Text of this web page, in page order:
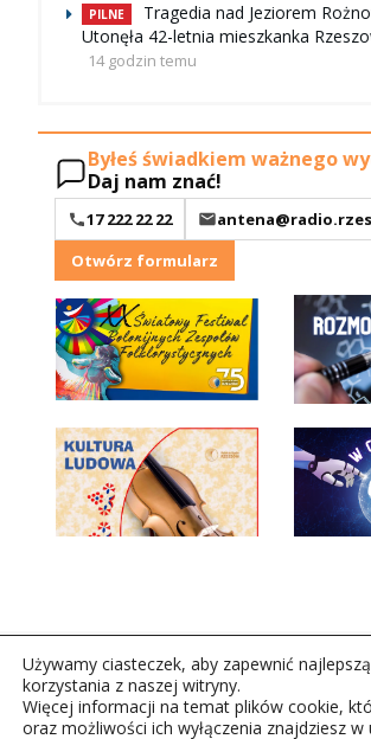
PILNE
Tragedia nad Jeziorem
Utonęła 42-letnia mieszkanka
14 godzin temu
Byłeś świadkiem ważnego
Daj nam znać!
17 222 22 22
Otwórz formularz
Używamy ciasteczek, aby zapewnić
korzystania z naszej witryny.
Więcej informacji na temat plików cookie,
oraz możliwości ich wyłączenia znajdziesz w